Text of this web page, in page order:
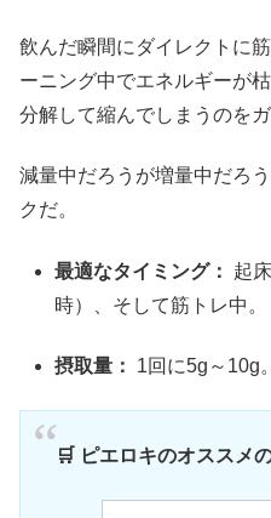
飲んだ瞬間にダイレクトに
ーニング中でエネルギーが
分解して縮んでしまうのを
減量中だろうが増量中だろ
クだ。
最適なタイミング：
起
時）、そして筋トレ中。
摂取量： 1回に5g～10g。
🛒 ピエロキのオススメ